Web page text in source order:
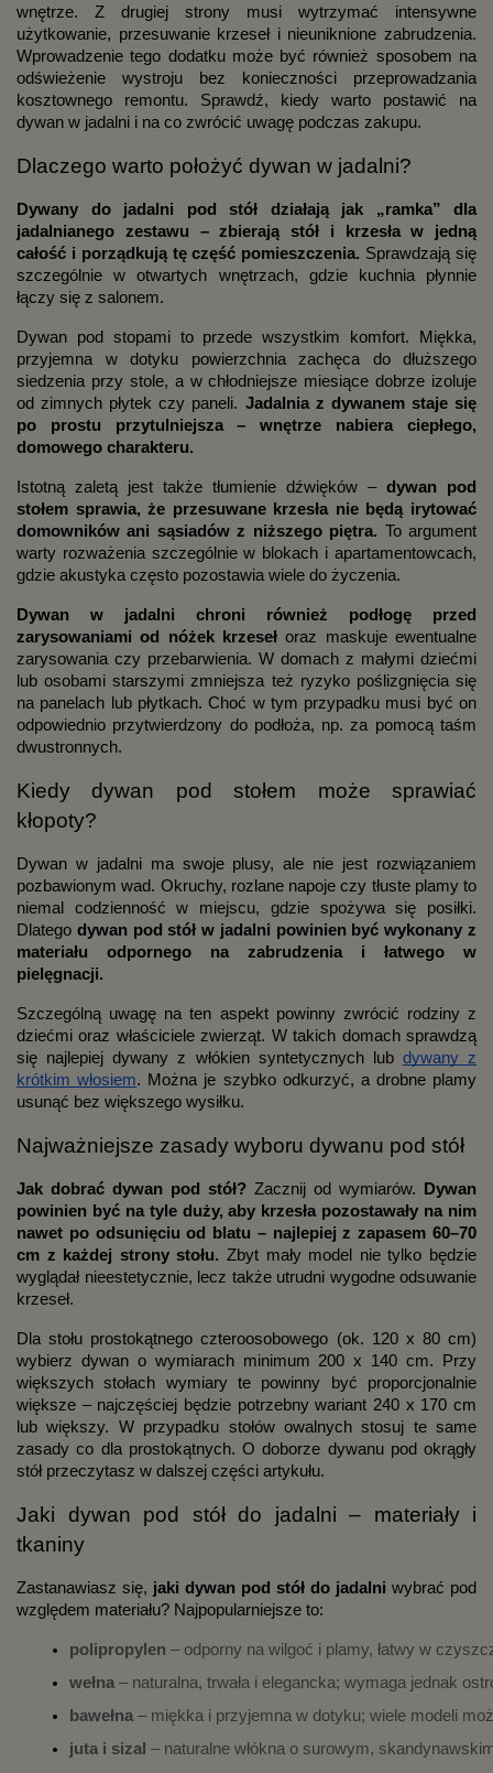
wnętrze. Z drugiej strony musi wytrzymać intensywne
użytkowanie, przesuwanie krzeseł i nieuniknione zabrudzenia.
Wprowadzenie tego dodatku może być również sposobem na
odświeżenie wystroju bez konieczności przeprowadzania
kosztownego remontu. Sprawdź, kiedy warto postawić na
dywan w jadalni i na co zwrócić uwagę podczas zakupu.
Dlaczego warto położyć dywan w jadalni?
Dywany do jadalni pod stół
działają jak „ramka” dla
jadalnianego zestawu – zbierają stół i krzesła w jedną
całość i porządkują tę część pomieszczenia. Sprawdzają się
szczególnie w otwartych wnętrzach, gdzie kuchnia płynnie
łączy się z salonem.
Dywan pod stopami to przede wszystkim komfort. Miękka,
przyjemna w dotyku powierzchnia zachęca do dłuższego
siedzenia przy stole, a w chłodniejsze miesiące dobrze izoluje
od zimnych płytek czy paneli. Jadalnia z dywanem staje się
po prostu przytulniejsza – wnętrze nabiera ciepłego,
domowego charakteru.
Istotną zaletą jest także tłumienie dźwięków – dywan pod
stołem sprawia, że przesuwane krzesła nie będą irytować
domowników ani sąsiadów z niższego piętra. To argument
warty rozważenia szczególnie w blokach i apartamentowcach,
gdzie akustyka często pozostawia wiele do życzenia.
Dywan w jadalni chroni również podłogę przed
zarysowaniami od nóżek krzeseł oraz maskuje ewentualne
zarysowania czy przebarwienia. W domach z małymi dziećmi
lub osobami starszymi zmniejsza też ryzyko poślizgnięcia się
na panelach lub płytkach. Choć w tym przypadku musi być on
odpowiednio przytwierdzony do podłoża, np. za pomocą taśm
dwustronnych.
Kiedy dywan pod stołem może sprawiać
kłopoty?
Dywan w jadalni ma swoje plusy, ale nie jest rozwiązaniem
pozbawionym wad. Okruchy, rozlane napoje czy tłuste plamy to
niemal codzienność w miejscu, gdzie spożywa się posiłki.
Dlatego dywan pod stół w jadalni powinien być wykonany z
materiału odpornego na zabrudzenia i łatwego w
pielęgnacji.
Szczególną uwagę na ten aspekt powinny zwrócić rodziny z
dziećmi oraz właściciele zwierząt. W takich domach sprawdzą
się najlepiej dywany z włókien syntetycznych lub dywany z
krótkim włosiem. Można je szybko odkurzyć, a drobne plamy
usunąć bez większego wysiłku.
Najważniejsze zasady wyboru dywanu pod stół
Jak dobrać dywan pod stół? Zacznij od wymiarów.
Dywan
powinien być na tyle duży, aby krzesła pozostawały na nim
nawet po odsunięciu od blatu – najlepiej z zapasem 60–70
cm z każdej strony stołu. Zbyt mały model nie tylko będzie
wyglądał nieestetycznie, lecz także utrudni wygodne odsuwanie
krzeseł.
Dla stołu prostokątnego czteroosobowego (ok. 120 x 80 cm)
wybierz dywan o wymiarach minimum 200 x 140 cm. Przy
większych stołach wymiary te powinny być proporcjonalnie
większe – najczęściej będzie potrzebny wariant 240 x 170 cm
lub większy. W przypadku stołów owalnych stosuj te same
zasady co dla prostokątnych. O doborze dywanu pod okrągły
stół przeczytasz w dalszej części artykułu.
Jaki dywan pod stół do jadalni – materiały i
tkaniny
Zastanawiasz się, jaki dywan pod stół do jadalni wybrać pod
względem materiału? Najpopularniejsze to:
polipropylen – odporny na wilgoć i plamy, łatwy w
wełna – naturalna, trwała i elegancka; wymaga jednak
bawełna – miękka i przyjemna w dotyku; wiele modeli
juta i sizal – naturalne włókna o surowym,